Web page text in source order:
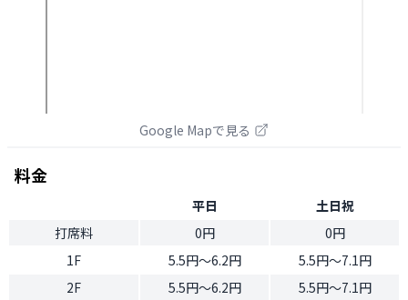
Google Mapで見る
料金
平日
土日祝
打席料
0円
0円
1F
5.5円〜6.2円
5.5円〜7.1円
2F
5.5円〜6.2円
5.5円〜7.1円